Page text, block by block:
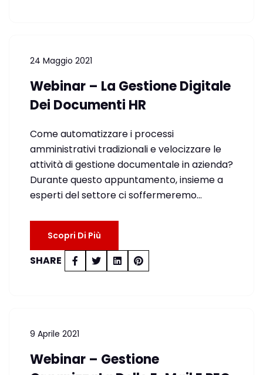
24 Maggio 2021
Webinar – La Gestione Digitale
Dei Documenti HR
Come automatizzare i processi
amministrativi tradizionali e velocizzare le
attività di gestione documentale in azienda?
Durante questo appuntamento, insieme a
esperti del settore ci soffermeremo…
Scopri Di Più
SHARE
9 Aprile 2021
Webinar – Gestione